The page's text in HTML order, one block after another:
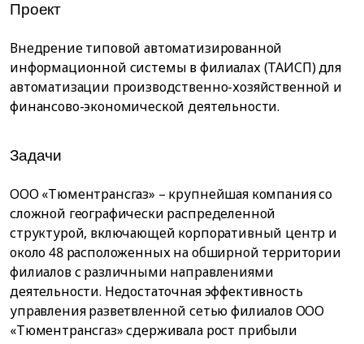
Проект
Внедрение типовой автоматизированной
информационной системы в филиалах (ТАИСП) для
автоматизации производственно-хозяйственной и
финансово-экономической деятельности.
Задачи
ООО «Тюментрансгаз» – крупнейшая компания со
сложной географически распределенной
структурой, включающей корпоративный центр и
около 48 расположенных на обширной территории
филиалов с различными направлениями
деятельности. Недостаточная эффективность
управления разветвленной сетью филиалов ООО
«Тюментрансгаз» сдерживала рост прибыли